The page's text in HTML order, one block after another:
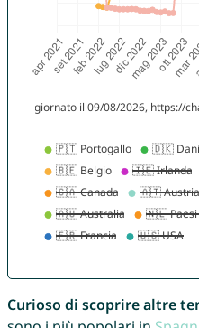
Curioso di scoprire altre